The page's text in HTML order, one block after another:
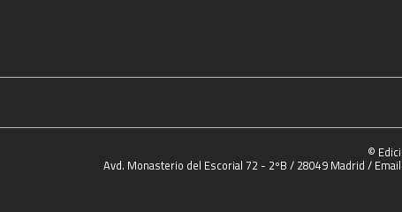
©
Avd. Monasterio del Escorial 72 - 2ºB / 28049 Madrid /